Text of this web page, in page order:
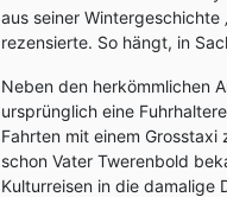
aus seiner Wintergeschichte
rezensierte. So hängt, in
Neben den herkömmlichen
ursprünglich eine
Fahrten mit einem Grosstaxi
schon Vater Twerenbold
Kulturreisen in die damalige